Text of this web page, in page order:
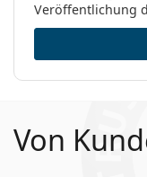
Veröffentlichung
Von